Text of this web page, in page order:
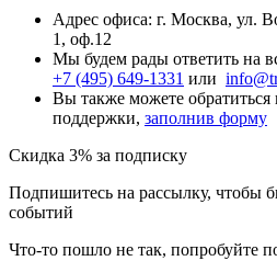
Адрес офиса: г. Москва, ул.
1, оф.12
Мы будем рады ответить на
+7 (495) 649-1331 или
Вы также можете
поддержки, заполнив форму
Скидка 3% за подписку
Подпишитесь на рассылку, чтобы
событий
Что-то пошло не так, попробуйте